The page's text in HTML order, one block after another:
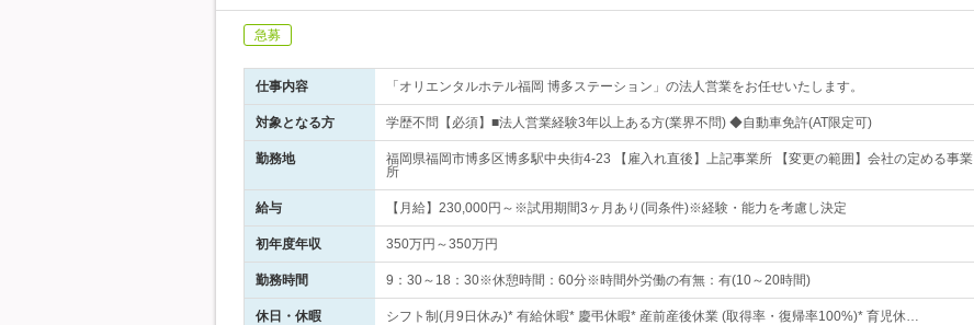
急募
仕事内容 「オリエンタルホテル福岡 博多ステーション」の法人営業をお任せいたします。
対象となる方 学歴不問【必須】■法人営業経験3年以上ある方(業界不問) ◆自動車免許(AT限定可)
勤務地
福岡県福岡市博多区博多駅中央街4-23 【雇入れ直後】上記事業所 【変更の範囲】会社の定める事業
所
給与 【月給】230,000円～※試用期間3ヶ月あり(同条件)※経験・能力を考慮し決定
初年度年収 350万円～350万円
勤務時間 9：30～18：30※休憩時間：60分※時間外労働の有無：有(10～20時間)
休日・休暇 シフト制(月9日休み)* 有給休暇* 慶弔休暇* 産前産後休業 (取得率・復帰率100%)* 育児休…